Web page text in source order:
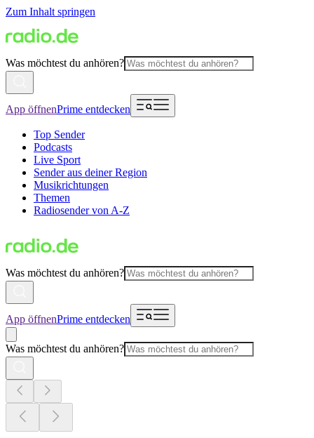
Zum Inhalt springen
Was möchtest du anhören?
App öffnenPrime entdecken
Top Sender
Podcasts
Live Sport
Sender aus deiner Region
Musikrichtungen
Themen
Radiosender von A-Z
Was möchtest du anhören?
App öffnenPrime entdecken
Was möchtest du anhören?